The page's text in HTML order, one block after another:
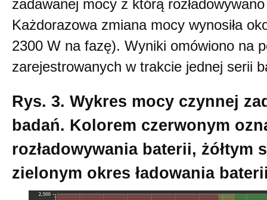
zadawanej mocy z którą
Każdorazowa zmiana mocy wynosiła
2300 W na fazę). Wyniki omówiono na
zarejestrowanych w trakcie jednej serii
Rys. 3. Wykres mocy czynnej
badań. Kolorem czerwonym
rozładowywania baterii, żółtym
zielonym okres ładowania